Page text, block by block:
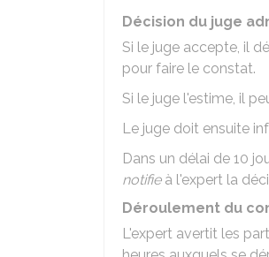
Décision du juge
Si le juge accepte, il
pour faire le constat.
Si le juge l'estime, il
Le juge doit ensuite
Dans un délai de 10
notifieà l'expert la
Déroulement du
L'expert avertit les